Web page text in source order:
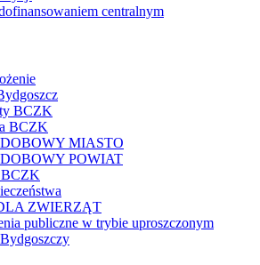
centralnym
BCZK
BCZK
MIASTO
POWIAT
BCZK
ZWIERZĄT
publiczne w trybie uproszczonym